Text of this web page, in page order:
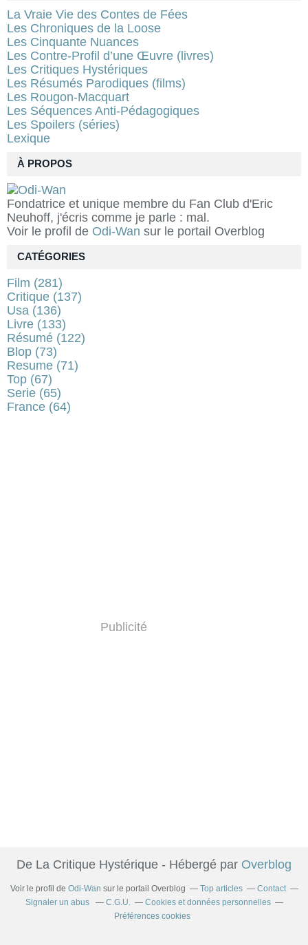
À PROPOS
Fondatrice et unique membre du Fan Club d'Eric
Neuhoff, j'écris comme je parle : mal.
Voir le profil de Odi-Wan sur le portail Overblog
La Vraie Vie des Contes de Fées
Les Chroniques de la Loose
Les Cinquante Nuances
Les Contre-Profil d’une Œuvre (livres)
Les Critiques Hystériques
Les Résumés Parodiques (films)
Les Rougon-Macquart
Les Séquences Anti-Pédagogiques
Les Spoilers (séries)
Lexique
CATÉGORIES
Film (281)
Critique (137)
Usa (136)
Livre (133)
Résumé (122)
Blop (73)
Resume (71)
Top (67)
Serie (65)
France (64)
Publicité
De La Critique Hystérique - Hébergé par Overblog
Voir le profil de Odi-Wan sur le portail Overblog Top articles
Contact
Signaler un abus
C.G.U.
Cookies et données personnelles
Préférences cookies